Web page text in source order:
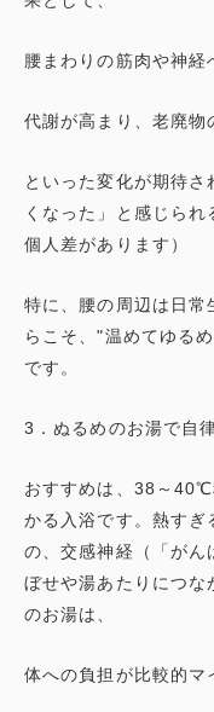
腰まわりの筋肉や神経
代謝が高まり、老廃物
といった変化が期待
くなった」と感じら
個人差があります）
特に、腰の周辺は日常
らこそ、"温めてゆる
です。
3．ぬるめのお湯で自
おすすめは、38～
かる入浴です。熱すぎ
の、交感神経（「がん
ぼせや湯あたりにつな
のお湯は、
体への負担が比較的マ